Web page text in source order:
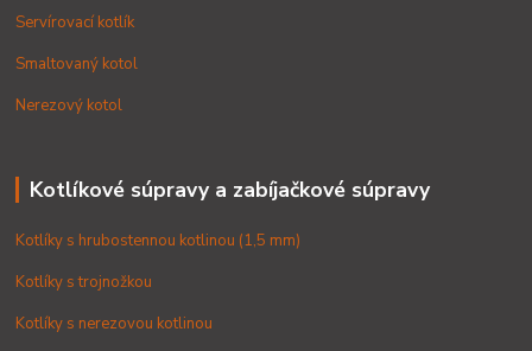
Servírovací kotlík
Smaltovaný kotol
Nerezový kotol
Kotlíkové súpravy a zabíjačkové súpravy
Kotlíky s hrubostennou kotlinou (1,5 mm)
Kotlíky s trojnožkou
Kotlíky s nerezovou kotlinou